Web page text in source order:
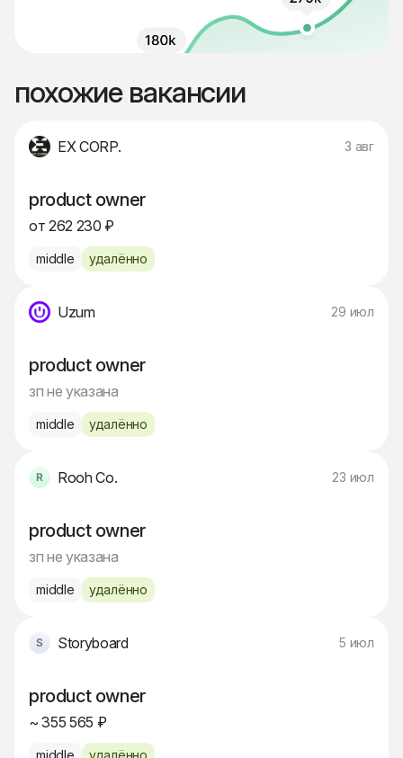
похожие вакансии
EX CORP. 3 авг
product owner
от 262 230 ₽
middle удалённо
Uzum 29 июл
product owner
зп не указана
middle удалённо
Rooh Co. 23 июл
product owner
зп не указана
middle удалённо
Storyboard 5 июл
product owner
~ 355 565 ₽